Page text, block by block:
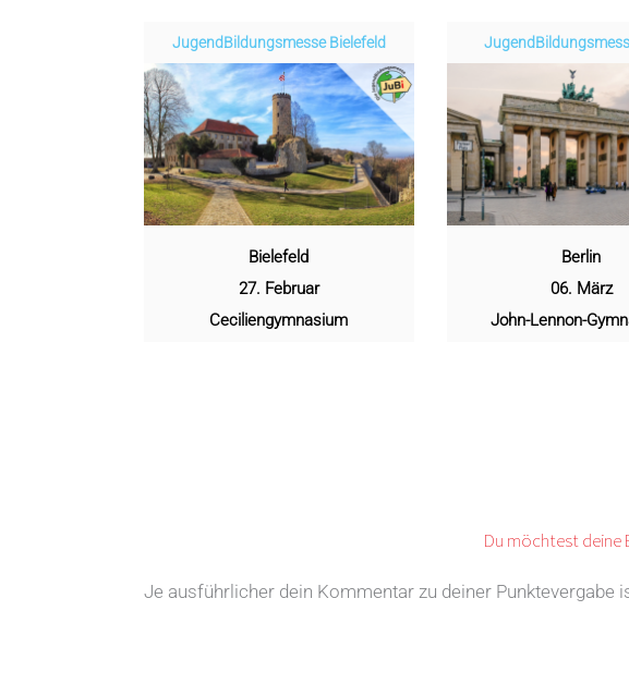
Jugend­­­­­Bildungsmess­e Bielefeld
Bielefeld
27. Februar
Ceciliengymnasium
Berlin
06. März
John-Lennon-
Du möchtest deine
Je ausführlicher dein Kommentar zu deiner Punktevergabe